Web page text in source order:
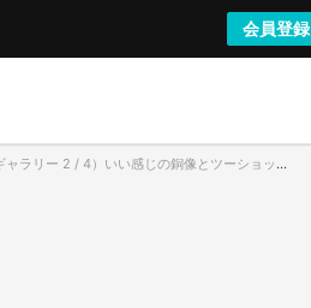
会員登録
リー 2 / 4）いい感じの銅像とツーショットを撮るタイプの深夜おさんぽ